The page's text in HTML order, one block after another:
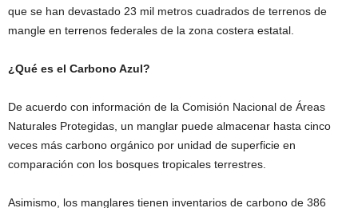
que se han devastado 23 mil metros cuadrados de terrenos de
mangle en terrenos federales de la zona costera estatal.
¿Qué es el Carbono Azul?
De acuerdo con información de la Comisión Nacional de Áreas
Naturales Protegidas, un manglar puede almacenar hasta cinco
veces más carbono orgánico por unidad de superficie en
comparación con los bosques tropicales terrestres.
Asimismo, los manglares tienen inventarios de carbono de 386